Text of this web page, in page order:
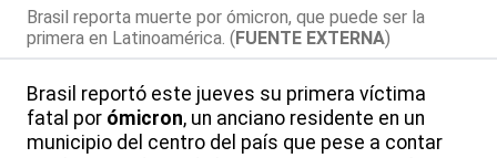
Brasil reporta muerte por ómicron, que puede ser la
primera en Latinoamérica. (FUENTE EXTERNA)
Brasil reportó este jueves su primera víctima
fatal por ómicron, un anciano residente en un
municipio del centro del país que pese a contar